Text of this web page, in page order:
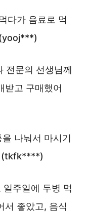
다가 음료로 먹
전문의 선생님께
받고 구매했어
나눠서 마시기
(tkfk****)
주일에 두병 먹
서 좋았고, 음식